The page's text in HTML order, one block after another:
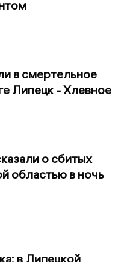
в смертельное
Липецк - Хлевное
о сбитых
областью в ночь
в Липецкой